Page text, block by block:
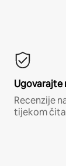
Ugovarajte
Recenzije
tijekom